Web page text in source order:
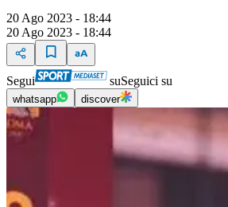
20 Ago 2023 - 18:44
20 Ago 2023 - 18:44
Segui suSeguici su
whatsapp discover